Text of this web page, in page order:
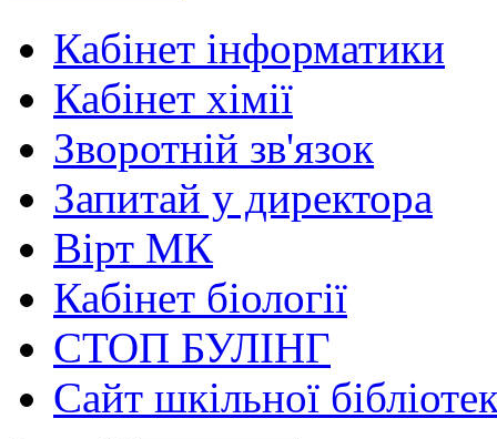
Кабінет інформатики
Кабінет хімії
Зворотній зв'язок
Запитай у директора
Вірт МК
Кабінет біології
СТОП БУЛІНГ
Сайт шкільної